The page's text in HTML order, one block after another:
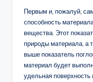
Первым и, пожалуй,
способность
вещества. Этот
природы материала, а
выше показатель
материал будет
удельная